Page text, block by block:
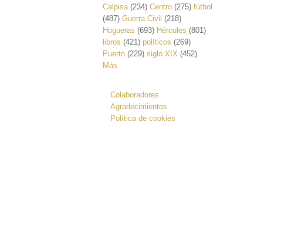
Calpisa (234) Centro (275) fútbol
(487) Guerra Civil (218)
Hogueras (693) Hércules (801)
libros (421) políticos (269)
Puerto (229) siglo XIX (452)
Más
Colaboradores
Agradecimientos
Política de cookies